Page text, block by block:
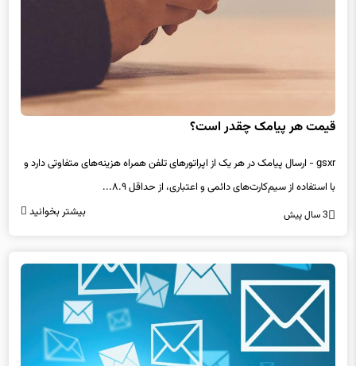
قیمت هر پیامک چقدر است؟
gsxr - ​​​​​​​ارسال پیامک در هر یک از اپراتورهای تلفن همراه هزینه‌های متفاوتی دارد و
با استفاده از سیم‌کارت‌های دائمی و اعتباری، از حداقل ۸.۹...
3 سال پیش بیشتر بخوانید